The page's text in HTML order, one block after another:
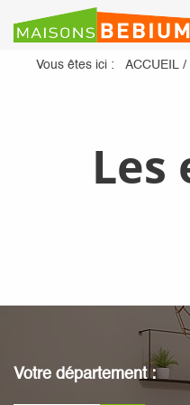
Vous êtes ici : ACCUEIL /
Votre département :